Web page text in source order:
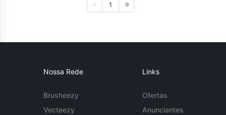
1
Nossa Rede
Brusheezy
Vecteezy
Links
Ofertas
Anunciantes